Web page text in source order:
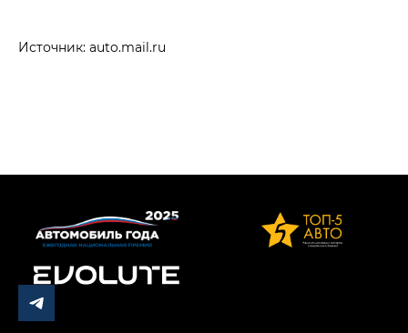
Источник: auto.mail.ru